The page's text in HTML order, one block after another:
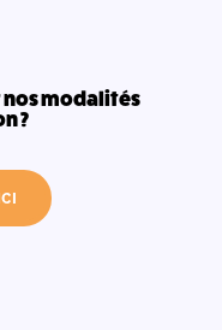
modalités
?